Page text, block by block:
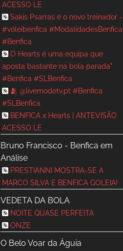
ACESSO LE
Sakis Psarras é o novo treinador -
#vóleibenfica #ModalidadesBenfica
#Benfica
O Hearts é uma equipa que
aposta bastante na bola parada"
#Benfica #SLBenfica
🫂 @livemodetv.pt #Benfica
#SLBenfica
BENFICA x Hearts | ANTEVISÃO
ACESSO LE
Bruno Francisco - Benfica em
Análise
PRESTIANNI MOSTRA-SE A
MARCO SILVA E BENFICA GOLEIA!
VEDETA DA BOLA
NOITE QUASE PERFEITA
ONZE
O Belo Voar da Águia